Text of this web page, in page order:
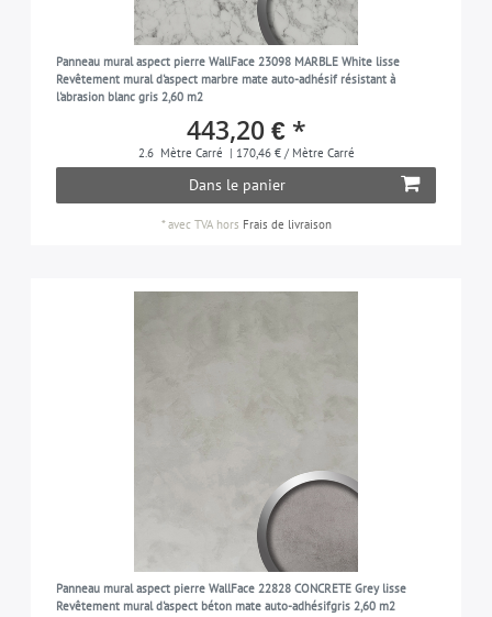
Panneau mural aspect pierre WallFace 23098 MARBLE White lisse
Revêtement mural d'aspect marbre mate auto-adhésif résistant à
l'abrasion blanc gris 2,60 m2
443,20 € *
2.6 Mètre Carré | 170,46 € / Mètre Carré
Dans le panier
*avec TVAhors Frais de livraison
Panneau mural aspect pierre WallFace 22828 CONCRETE Grey lisse
Revêtement mural d'aspect béton mate auto-adhésifgris 2,60 m2